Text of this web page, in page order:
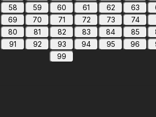
58 59 60 61 62 63
69 70 71 72 73 74
80 81 82 83 84 85
91 92 93 94 95 96
99